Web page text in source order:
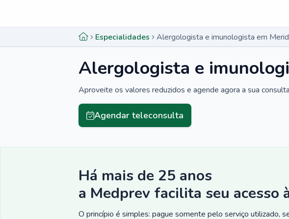
Especialidades Alergologista e imunologista em
Alergologista e
Aproveite os valores reduzidos e agende agora a sua
Agendar teleconsulta
Há mais de 25 anos
a Medprev facilita seu acesso
O princípio é simples: pague somente pelo serviço utilizado,